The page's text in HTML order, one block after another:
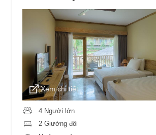
Xem chi tiết
4 Người lớn
2 Giường đôi